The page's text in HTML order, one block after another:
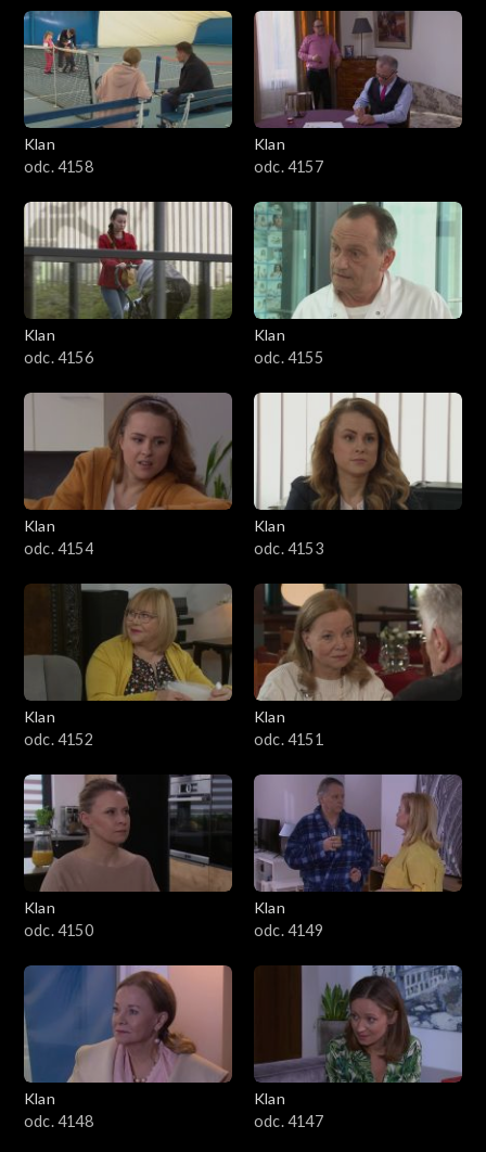
Klan
odc. 4158
Klan
odc. 4157
Klan
odc. 4156
Klan
odc. 4155
Klan
odc. 4154
Klan
odc. 4153
Klan
odc. 4152
Klan
odc. 4151
Klan
odc. 4150
Klan
odc. 4149
Klan
odc. 4148
Klan
odc. 4147